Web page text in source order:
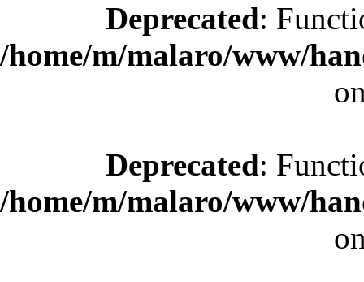
Deprecated:
/home/m/malaro/www/
Deprecated:
/home/m/malaro/www/